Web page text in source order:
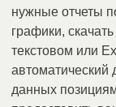
нужные отчеты
графики,
текстовом или
автоматический
данных